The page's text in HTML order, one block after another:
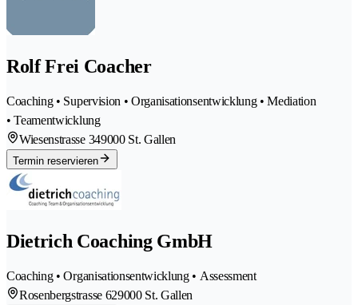
Rolf Frei Coacher
Coaching • Supervision • Organisationsentwicklung • Mediation
• Teamentwicklung
Wiesenstrasse 349000 St. Gallen
Termin reservieren
Dietrich Coaching GmbH
Coaching • Organisationsentwicklung • Assessment
Rosenbergstrasse 629000 St. Gallen